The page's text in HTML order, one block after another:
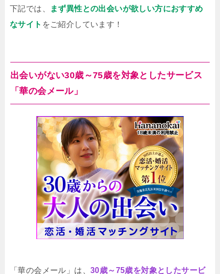
下記では、
まず異性との出会いが欲しい方におすすめ
なサイト をご紹介しています！
出会いがない30歳～75歳を対象としたサービス
「華の会メール」
「華の会メール」は、 30歳～75歳を対象としたサービ